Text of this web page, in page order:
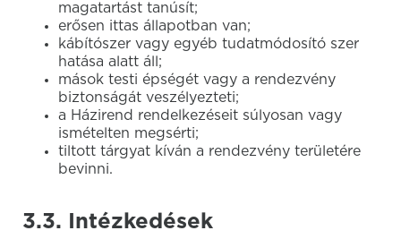
magatartást tanúsít;
erősen ittas állapotban van;
kábítószer vagy egyéb tudatmódosító szer
hatása alatt áll;
mások testi épségét vagy a rendezvény
biztonságát veszélyezteti;
a Házirend rendelkezéseit súlyosan vagy
ismételten megsérti;
tiltott tárgyat kíván a rendezvény területére
bevinni.
3.3. Intézkedések